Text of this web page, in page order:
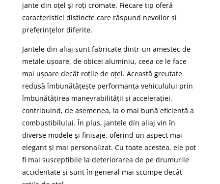
jante din oțel și roți cromate. Fiecare tip oferă
caracteristici distincte care răspund nevoilor și
preferințelor diferite.
Jantele din aliaj sunt fabricate dintr-un amestec de
metale ușoare, de obicei aluminiu, ceea ce le face
mai ușoare decât roțile de oțel. Această greutate
redusă îmbunătățește performanța vehiculului prin
îmbunătățirea manevrabilității și accelerației,
contribuind, de asemenea, la o mai bună eficiență a
combustibilului. În plus, jantele din aliaj vin în
diverse modele și finisaje, oferind un aspect mai
elegant și mai personalizat. Cu toate acestea, ele pot
fi mai susceptibile la deteriorarea de pe drumurile
accidentate și sunt în general mai scumpe decât